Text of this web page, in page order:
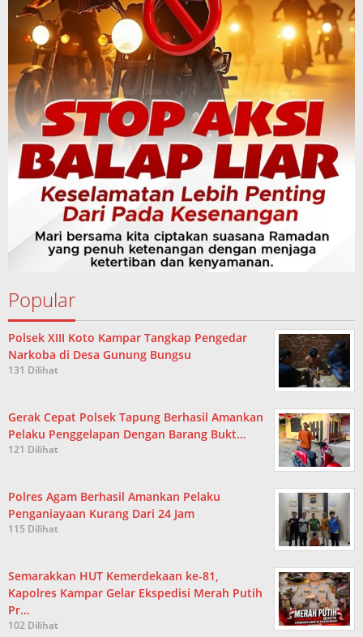
Popular
Polsek XIII Koto Kampar Tangkap Pengedar
Narkoba di Desa Gunung Bungsu
131 Dilihat
Gerak Cepat Polsek Tapung Berhasil Amankan
Pelaku Penggelapan Dengan Barang Bukt…
121 Dilihat
Polres Agam Berhasil Amankan Pelaku
Penganiayaan Kurang Dari 24 Jam
115 Dilihat
Semarakkan HUT Kemerdekaan ke-81,
Kapolres Kampar Gelar Ekspedisi Merah Putih
Pr…
102 Dilihat